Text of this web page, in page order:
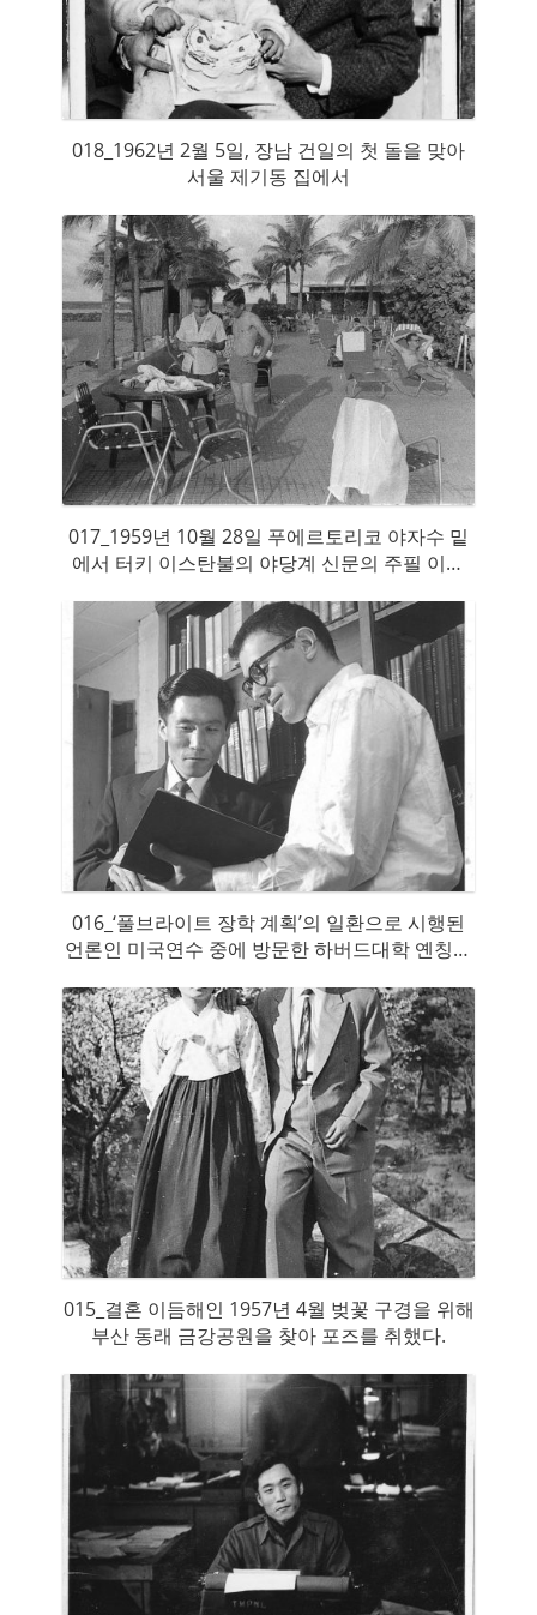
018_1962년 2월 5일, 장남 건일의 첫 돌을 맞아
서울 제기동 집에서
017_1959년 10월 28일 푸에르토리코 야자수 밑
에서 터키 이스탄불의 야당계 신문의 주필 이페
016_‘풀브라이트 장학 계획’의 일환으로 시행된
언론인 미국연수 중에 방문한 하버드대학 옌칭도
015_결혼 이듬해인 1957년 4월 벚꽃 구경을 위해
부산 동래 금강공원을 찾아 포즈를 취했다.